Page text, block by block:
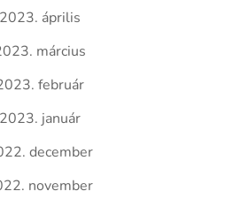
2023. április
március
február
2023. január
december
november